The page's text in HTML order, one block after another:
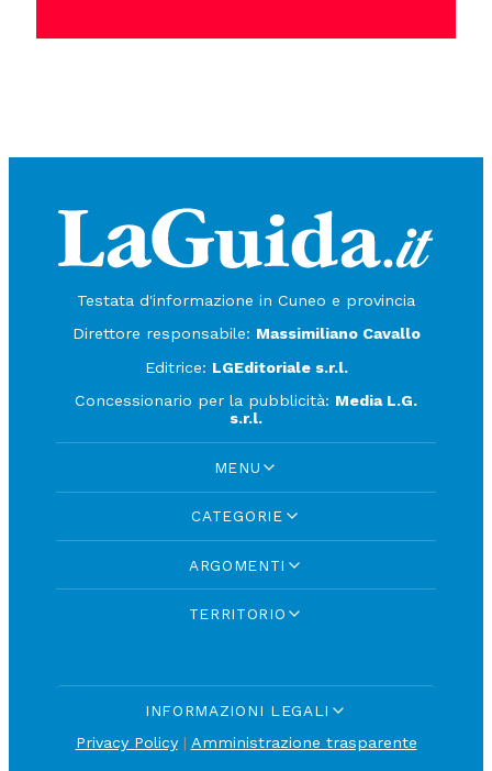
Testata d'informazione in Cuneo e provincia
Direttore responsabile: Massimiliano Cavallo
Editrice: LGEditoriale s.r.l.
Concessionario per la pubblicità: Media L.G.
s.r.l.
MENU
CATEGORIE
ARGOMENTI
TERRITORIO
INFORMAZIONI LEGALI
Privacy Policy| Amministrazione trasparente